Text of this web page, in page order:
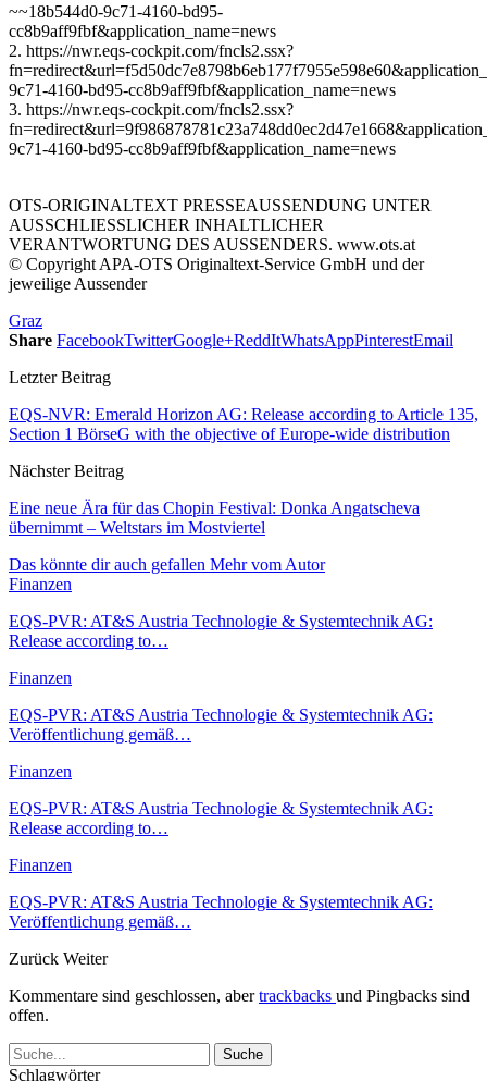
~~18b544d0-9c71-4160-bd95-
cc8b9aff9fbf&application_name=news
2. https://nwr.eqs-cockpit.com/fncls2.ssx?
9c71-4160-bd95-cc8b9aff9fbf&application_name=news
3. https://nwr.eqs-cockpit.com/fncls2.ssx?
9c71-4160-bd95-cc8b9aff9fbf&application_name=news
OTS-ORIGINALTEXT PRESSEAUSSENDUNG UNTER
AUSSCHLIESSLICHER INHALTLICHER
VERANTWORTUNG DES AUSSENDERS. www.ots.at
© Copyright APA-OTS Originaltext-Service GmbH und der
jeweilige Aussender
Graz
Share FacebookTwitterGoogle+ReddItWhatsAppPinterestEmail
Letzter Beitrag
EQS-NVR: Emerald Horizon AG: Release according to Article 135,
Section 1 BörseG with the objective of Europe-wide distribution
Nächster Beitrag
Eine neue Ära für das Chopin Festival: Donka Angatscheva
übernimmt – Weltstars im Mostviertel
Das könnte dir auch gefallen Mehr vom Autor
Finanzen
EQS-PVR: AT&S Austria Technologie & Systemtechnik AG:
Release according to…
Finanzen
EQS-PVR: AT&S Austria Technologie & Systemtechnik AG:
Veröffentlichung gemäß…
Finanzen
EQS-PVR: AT&S Austria Technologie & Systemtechnik AG:
Release according to…
Finanzen
EQS-PVR: AT&S Austria Technologie & Systemtechnik AG:
Veröffentlichung gemäß…
Zurück Weiter
Kommentare sind geschlossen, abertrackbacks und Pingbacks sind
offen.
Schlagwörter